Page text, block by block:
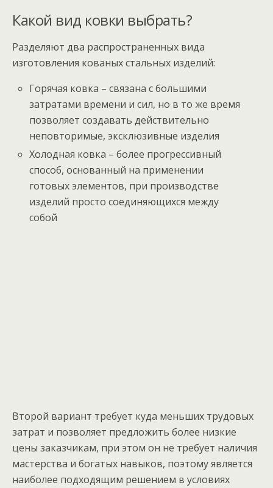
Какой вид ковки выбрать?
Разделяют два распространенных вида
изготовления кованых стальных изделий:
Горячая ковка – связана с большими
затратами времени и сил, но в то же время
позволяет создавать действительно
неповторимые, эксклюзивные изделия
Холодная ковка – более прогрессивный
способ, основанный на применении
готовых элементов, при производстве
изделий просто соединяющихся между
собой
Второй вариант требует куда меньших трудовых
затрат и позволяет предложить более низкие
цены заказчикам, при этом он не требует наличия
мастерства и богатых навыков, поэтому является
наиболее подходящим решением в условиях